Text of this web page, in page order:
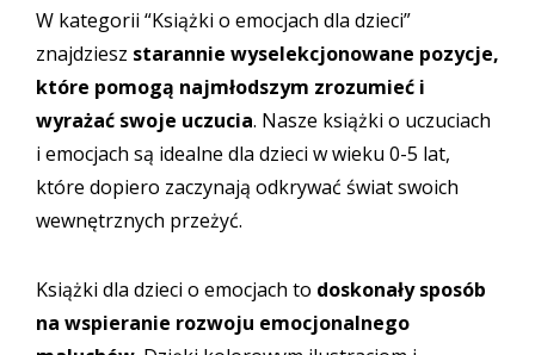
W kategorii “Książki o emocjach dla dzieci”
znajdziesz starannie wyselekcjonowane pozycje,
które pomogą najmłodszym zrozumieć i
wyrażać swoje uczucia. Nasze książki o uczuciach
i emocjach są idealne dla dzieci w wieku 0-5 lat,
które dopiero zaczynają odkrywać świat swoich
wewnętrznych przeżyć.
Książki dla dzieci o emocjach to doskonały sposób
na wspieranie rozwoju emocjonalnego